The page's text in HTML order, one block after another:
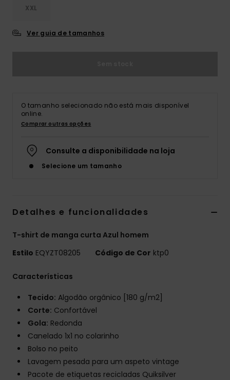
XXL
Ver guia de tamanhos
O tamanho selecionado não está mais disponível
online.
Comprar outras opções
Consulte a disponibilidade na loja
Selecione um tamanho
Detalhes e funcionalidades
T-shirt de manga curta Azul homem
Estilo EQYZT08205 Código de Cor ktp0
Características
Tecido: Algodão orgânico [180 g/m2]
Corte: Confortável
Gola: Redonda
Canelado 1x1 no colarinho
Bolso no peito
Lavagem pesada para um aspeto vintage
Pacote de etiquetas recicladas Quiksilver